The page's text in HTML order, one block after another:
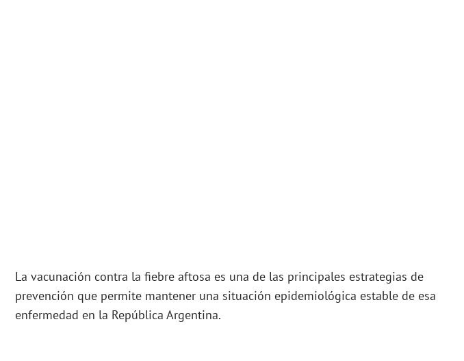
La vacunación contra la fiebre aftosa es una de las principales estrategias de
prevención que permite mantener una situación epidemiológica estable de esa
enfermedad en la República Argentina.